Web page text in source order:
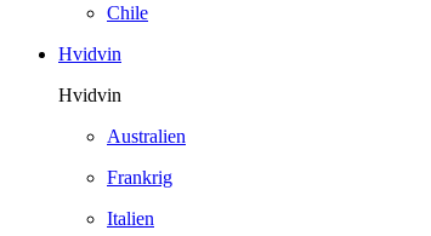
Chile
Hvidvin
Hvidvin
Australien
Frankrig
Italien